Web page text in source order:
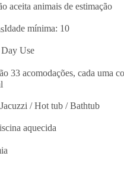
aceita animais de estimação
Idade mínima: 10
Use
33 acomodações, cada uma
Jacuzzi / Hot tub / Bathtub
aquecida